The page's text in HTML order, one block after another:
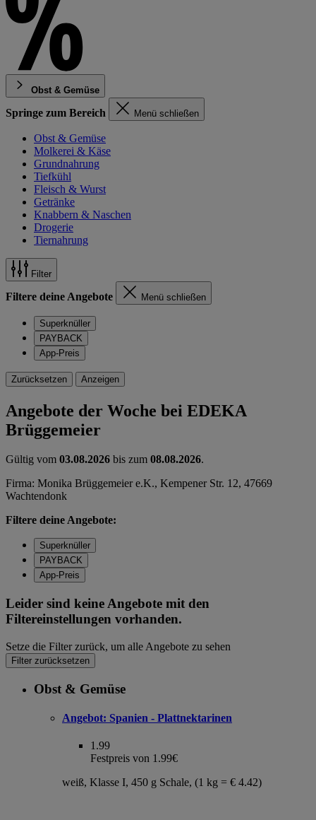
Obst & Gemüse
Springe zum Bereich Menü schließen
Obst & Gemüse
Molkerei & Käse
Grundnahrung
Tiefkühl
Fleisch & Wurst
Getränke
Knabbern & Naschen
Drogerie
Tiernahrung
Filter
Filtere deine Angebote Menü schließen
Superknüller
PAYBACK
App-Preis
Zurücksetzen Anzeigen
Angebote der Woche bei EDEKA
Brüggemeier
Gültig vom 03.08.2026 bis zum 08.08.2026.
Firma: Monika Brüggemeier e.K., Kempener Str. 12, 47669
Wachtendonk
Filtere deine Angebote:
Superknüller
PAYBACK
App-Preis
Leider sind keine Angebote mit den
Filtereinstellungen vorhanden.
Setze die Filter zurück, um alle Angebote zu sehen
Filter zurücksetzen
Obst & Gemüse
Angebot: Spanien - Plattnektarinen
1.99
Festpreis von 1.99€
weiß, Klasse I, 450 g Schale, (1 kg = € 4.42)